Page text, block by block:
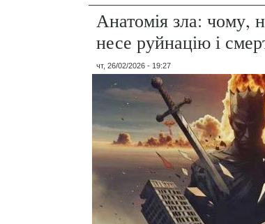
Анатомія зла: чому,
несе руйнацію і
чт, 26/02/2026 - 19:27